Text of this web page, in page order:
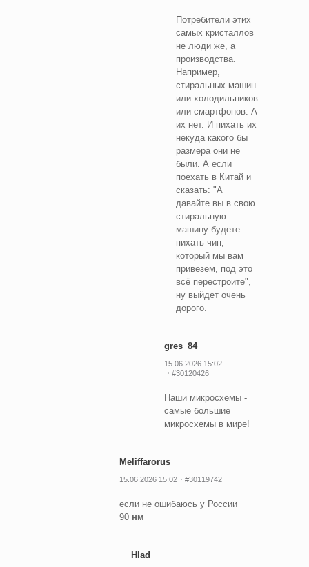
Потребители этих
самых кристаллов
не люди же, а
производства.
Например,
стиральных машин
или холодильников
или смартфонов. А
их нет. И пихать их
некуда какого бы
размера они не
были. А если
поехать в Китай и
сказать: "А
давайте вы в свою
стиральную
машину будете
пихать чип,
который мы вам
привезем, под это
всё перестроите",
ну выйдет очень
дорого.
gres_84
15.06.2026 15:02
#30120426
Наши микросхемы -
самые большие
микросхемы в мире!
Meliffarorus
15.06.2026 15:02 #30119742
если не ошибаюсь у России
90 нм
Hlad